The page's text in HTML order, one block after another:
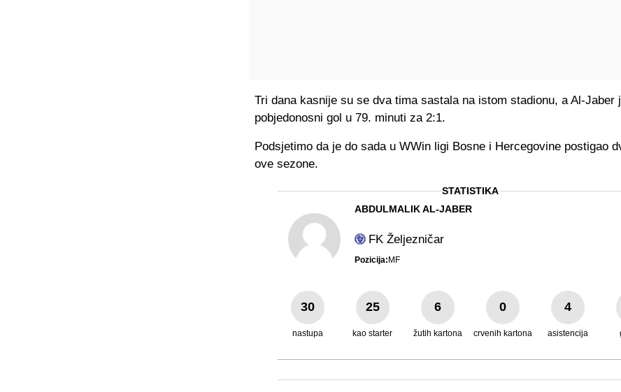
Tri dana kasnije su se dva tima sastala na istom stadionu, a Al-Jaber
pobjedonosni gol u 79. minuti za 2:1.
Podsjetimo da je do sada u WWin ligi Bosne i Hercegovine postigao
ove sezone.
ABDULMALIK AL-JABER
FK Željezničar
Pozicija:MF
STATISTIKA
30
nastupa
25
kao starter
6
žutih kartona
0
crvenih kartona
4
asistencija